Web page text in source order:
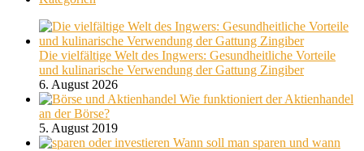
Die vielfältige Welt des Ingwers: Gesundheitliche Vorteile
und kulinarische Verwendung der Gattung Zingiber
6. August 2026
Wie funktioniert der Aktienhandel
an der Börse?
5. August 2019
Wann soll man sparen und wann